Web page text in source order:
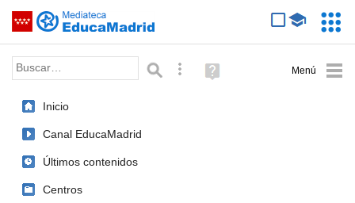
Saltar navegación
Palabra o frase: Búsqueda avanzada
Ayuda
(en
Inicio
Canal EducaMadrid
Últimos contenidos
Centros